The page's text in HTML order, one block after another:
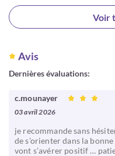
Voir
Avis
Dernières évaluations:
c.mounayer
03 avril 2026
je recommande sans
de s'orienter dans la
vont s’avérer positif …